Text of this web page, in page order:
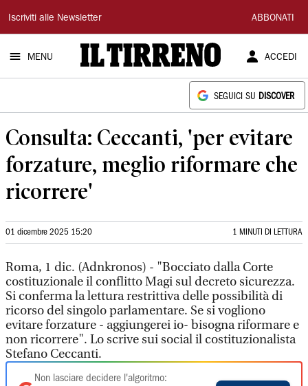
Il
Tirreno
Iscriviti alle Newsletter ABBONATI
MENU ACCEDI
SEGUICI SU DISCOVER
Consulta: Ceccanti, 'per evitare
forzature, meglio riformare che
ricorrere'
01 dicembre 2025 15:20 1 MINUTI DI LETTURA
Roma, 1 dic. (Adnkronos) - "Bocciato dalla Corte
costituzionale il conflitto Magi sul decreto sicurezza.
Si conferma la lettura restrittiva delle possibilità di
ricorso del singolo parlamentare. Se si vogliono
evitare forzature - aggiungerei io- bisogna riformare e
non ricorrere". Lo scrive sui social il costituzionalista
Stefano Ceccanti.
Non lasciare decidere l'algoritmo: